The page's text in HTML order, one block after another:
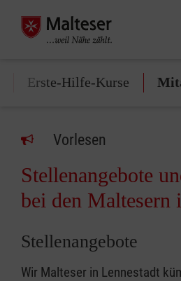
Erste-Hilfe-Kurse
Vorlesen
Stellenangebote
bei den Maltesern
Stellenangebote
Wir Malteser in Lennestadt